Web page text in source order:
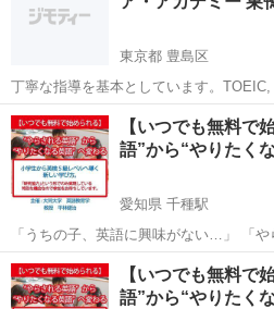
東京都 豊島区
丁寧な指導を基本としています。TOEIC,
績を出しています。 英検、TOEICは受
く、非常に有利です。授業はプライベー
東京 豊島区
【いつでも無料で
語”から“やりたく
愛知県 千種駅
「うちの子、英語に興味がない…」 「や
に…」 「親が英語に苦手意識がある…」
者の方へ。 本プロジェクトは、大学教授が監修・指導する “やらされ
る英語”から“...
愛知 名古屋市 千種駅 英検
【いつでも無料で
語”から“やりたく